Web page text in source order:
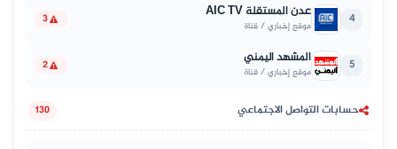
4 عدن المستقلة AIC TV
موقع إخباري / قناة 3
5 المشهد اليمني
موقع إخباري / قناة 2
حسابات التواصل الاجتماعي 130